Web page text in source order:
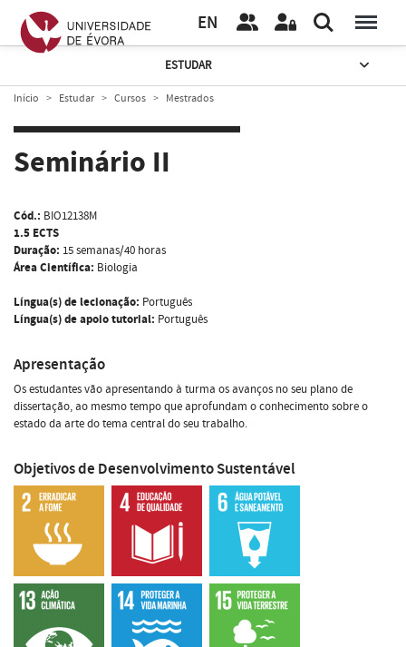
EN
ESTUDAR
Início Estudar Cursos Mestrados
Seminário II
Cód.: BIO12138M
1.5 ECTS
Duração: 15 semanas/40 horas
Área Científica: Biologia
Língua(s) de lecionação: Português
Língua(s) de apoio tutorial: Português
Apresentação
Os estudantes vão apresentando à turma os avanços no seu plano de
dissertação, ao mesmo tempo que aprofundam o conhecimento sobre o
estado da arte do tema central do seu trabalho.
Objetivos de Desenvolvimento Sustentável